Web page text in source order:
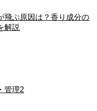
飛ぶ原因は？香り成分の
解説
管理2